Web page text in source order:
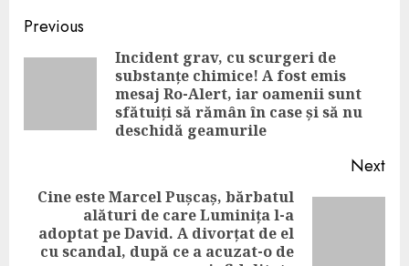
Continue
Reading
Previous
Incident grav, cu scurgeri de
substanțe chimice! A fost emis
mesaj Ro-Alert, iar oamenii sunt
sfătuiți să rămân în case și să nu
deschidă geamurile
Next
Next
post:
Cine este Marcel Pușcaș, bărbatul
alături de care Luminița l-a
adoptat pe David. A divorțat de el
cu scandal, după ce a acuzat-o de